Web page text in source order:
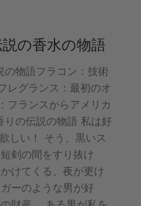
の香水の物語
の物語フラコン：技術
レグランス：最初のオ
フランスからアメリカ
りの伝説の物語 私は好
しい！ そう、黒いス
剣の間をすり抜け
けてくる、夜が更け
ーのような男が好